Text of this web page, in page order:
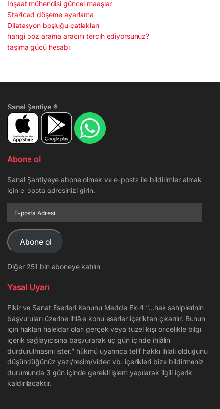
İnşaat mühendisi güncel maaşlar
Sta4cad döşeme ayarlama
Dilatasyon boşluğu çatlakları
hangi poz arama aracını tercih ediyorsunuz?
taşıma gücü hesabı
Sanal Şantiye ®
Abone ol
Sanal Şantiyeye abone olmak ve e-posta ile bildirimler almak
için e-posta adresinizi girin.
posta
Adresi
Abone ol
Diğer 251 bin aboneye katılın
Yasal Uyarı
Fikir ve Sanat Eserleri Kanunu Madde Ek-4 “…hak sahiplerinin
başvuruları üzerine ihlâle konu eserler içerikten çıkarılır. Bunun
için hakları haleldar olan gerçek veya tüzel kişi öncelikle bilgi
içerik sağlayıcısına başvurarak üç gün içinde ihlâlin
durdurulmasını ister.” hükmü uyarınca telif hakkı ihlali olduğunu
düşündüğünüz yazı/resim/video vb. içerikleri bize bildirmeniz
durumunda 3 gün içinde gerekli işlem yapılarak ilgili içerik
kaldırılacaktır.